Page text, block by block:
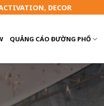
DECOR
QUẢNG CÁO ĐƯỜNG PHỐ